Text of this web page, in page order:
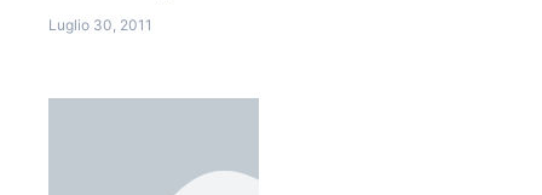
Luglio 30, 2011